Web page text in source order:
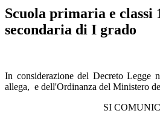
Scuola primaria e classi
secondaria di I grado
In considerazione del Decreto Legge
allega, e dell'Ordinanza del Ministero
SI